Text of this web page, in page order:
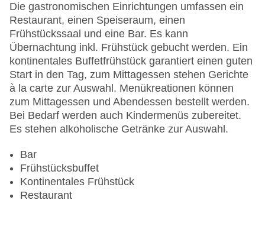
Hotelsafe
WLAN/WiFi im Hotel
Lift
Anzahl der Aufzüge: 1
Zimmerservice
Sonnenterrasse
Gesamtanzahl der Stockwerke: 4
Gesamtanzahl der Zimmer: 163
Pools:Kinderbecken, Outdoor Pool,
Sonnenschirme am Pool, Liegen am Pool
Visa
Landeskategorie: 4 Sterne
Die gastronomischen Einrichtungen umfassen ein
Restaurant, einen Speiseraum, einen
Frühstückssaal und eine Bar. Es kann
Übernachtung inkl. Frühstück gebucht werden. Ein
kontinentales Buffetfrühstück garantiert einen guten
Start in den Tag, zum Mittagessen stehen Gerichte
à la carte zur Auswahl. Menükreationen können
zum Mittagessen und Abendessen bestellt werden.
Bei Bedarf werden auch Kindermenüs zubereitet.
Es stehen alkoholische Getränke zur Auswahl.
Bar
Frühstücksbuffet
Kontinentales Frühstück
Restaurant